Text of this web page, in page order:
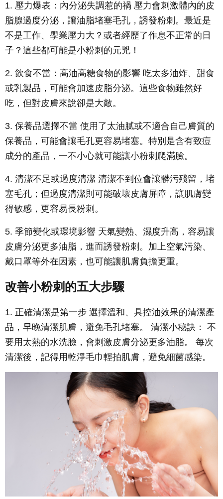
1. 壓力爆表：內分泌失調惹的禍 壓力會刺激體內的皮
脂腺過度分泌，讓油脂堵塞毛孔，誘發粉刺。最近是
不是工作、學業壓力大？或者經歷了作息不正常的日
子？這些都可能是小粉刺的元兇！
2. 飲食不當：高油高糖食物的影響 吃太多油炸、甜食
或乳製品，可能會加速皮脂分泌。這些食物雖然好
吃，但對皮膚來說卻是大敵。
3. 保養品選擇不當 使用了太油膩或不適合自己膚質的
保養品，可能會讓毛孔更容易堵塞。特別是含有致痘
成分的產品，一不小心就可能讓小粉刺爬滿臉。
4. 清潔不足或過度清潔 清潔不到位會讓髒污殘留，堵
塞毛孔；但過度清潔則可能破壞皮膚屏障，讓肌膚變
得敏感，更容易長粉刺。
5. 季節變化或環境影響 天氣變熱、濕度升高，容易讓
皮膚分泌更多油脂，進而誘發粉刺。加上空氣污染、
戴口罩等外在因素，也可能讓肌膚負擔更重。
改善小粉刺的五大步驟
1. 正確清潔是第一步 選擇溫和、具控油效果的清潔產
品，早晚清潔肌膚，避免毛孔堵塞。 清潔小秘訣： 不
要用太熱的水洗臉，會刺激皮膚分泌更多油脂。 每次
清潔後，記得用乾淨毛巾輕拍肌膚，避免細菌感染。